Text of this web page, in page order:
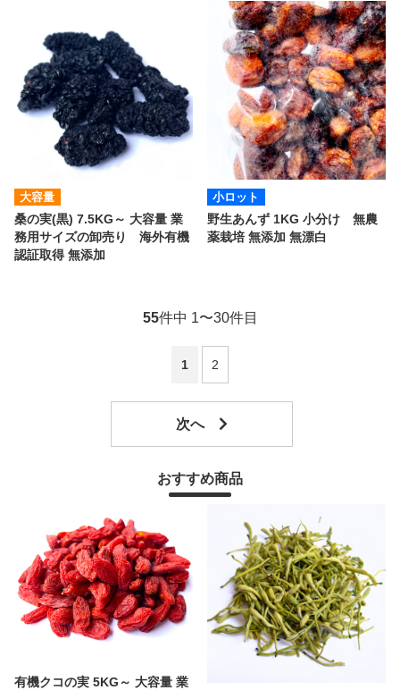
大容量
桑の実(黒) 7.5KG～ 大容量 業
務用サイズの卸売り 海外有機
認証取得 無添加
小ロット
野生あんず 1KG 小分け 無農
薬栽培 無添加 無漂白
55件中 1〜30件目
1 2
おすすめ商品
有機クコの実 5KG～ 大容量 業